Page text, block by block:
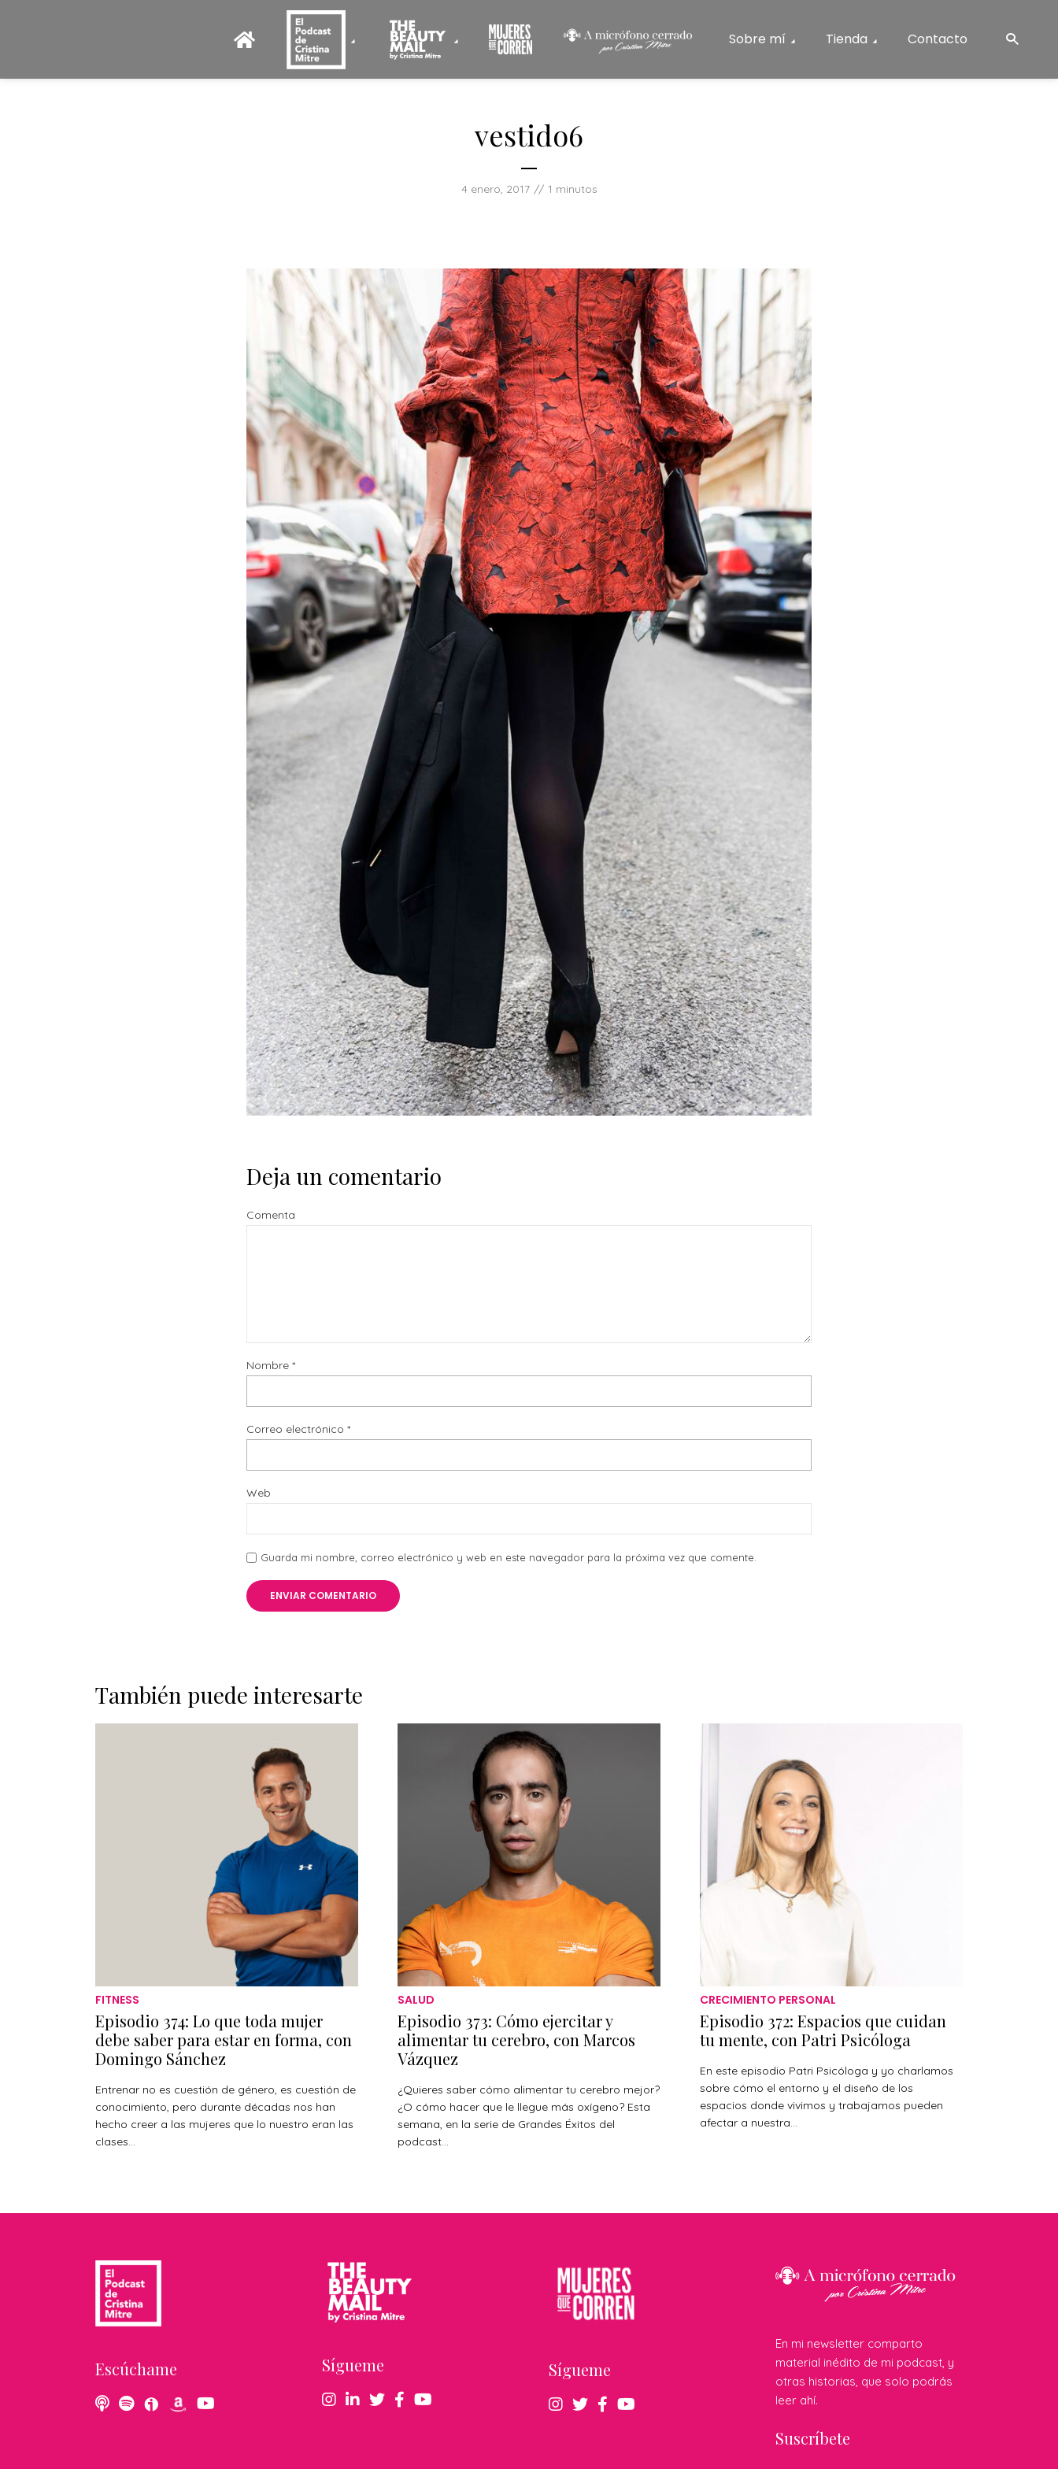
Sobre mí Tienda Contacto
vestido6
4 enero, 2017 1 minutos
Deja un comentario
Comenta
Nombre *
Correo electrónico *
Web
Guarda mi nombre, correo electrónico y web en este navegador para la próxima vez que comente.
También puede interesarte
FITNESS
Episodio 374: Lo que toda mujer
debe saber para estar en forma, con
Domingo Sánchez
Entrenar no es cuestión de género, es cuestión de
conocimiento, pero durante décadas nos han
hecho creer a las mujeres que lo nuestro eran las
clases...
SALUD
Episodio 373: Cómo ejercitar y
alimentar tu cerebro, con Marcos
Vázquez
¿Quieres saber cómo alimentar tu cerebro mejor?
¿O cómo hacer que le llegue más oxígeno? Esta
semana, en la serie de Grandes Éxitos del
podcast...
CRECIMIENTO PERSONAL
Episodio 372: Espacios que cuidan
tu mente, con Patri Psicóloga
En este episodio Patri Psicóloga y yo charlamos
sobre cómo el entorno y el diseño de los
espacios donde vivimos y trabajamos pueden
afectar a nuestra...
Escúchame Sígueme Sígueme
En mi newsletter comparto
material inédito de mi podcast, y
otras historias, que solo podrás
leer ahí.
Suscríbete